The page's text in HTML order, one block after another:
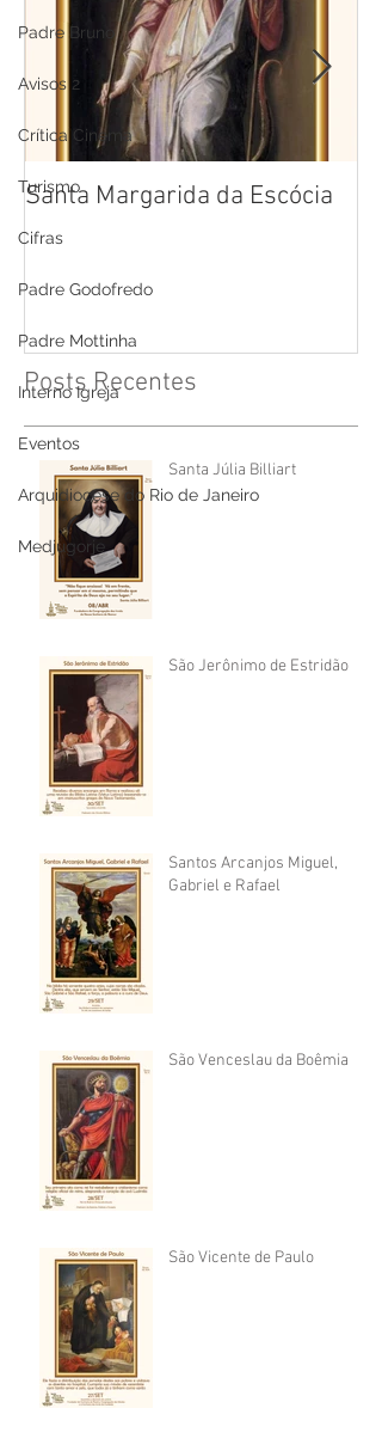
Padre Bruno
Avisos 2
Crítica Cinema
Turismo
Cifras
Padre Godofredo
Padre Mottinha
Interno Igreja
Eventos
Arquidiocese do Rio de Janeiro
Medjugorje
Santa Margarida da Escócia
Posts Recentes
Santa Júlia Billiart
São Jerônimo de Estridão
Santos Arcanjos Miguel,
Gabriel e Rafael
São Venceslau da Boêmia
São Vicente de Paulo